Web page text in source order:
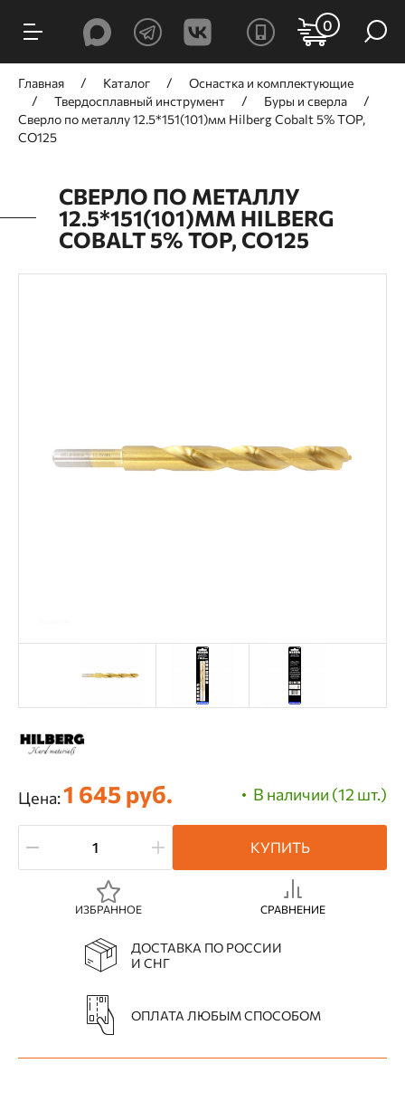
0
Главная Каталог
Оснастка и комплектующие
Твердосплавный инструмент
Буры и сверла
Сверло по металлу 12.5*151(101)мм Hilberg Cobalt 5% TOP,
CO125
СВЕРЛО ПО МЕТАЛЛУ
12.5*151(101)ММ HILBERG
COBALT 5% TOP, CO125
В наличии (12 шт.)
Цена:1 645 руб.
КУПИТЬ
ИЗБРАННОЕ СРАВНЕНИЕ
ДОСТАВКА ПО РОССИИ
И СНГ
ОПЛАТА ЛЮБЫМ СПОСОБОМ